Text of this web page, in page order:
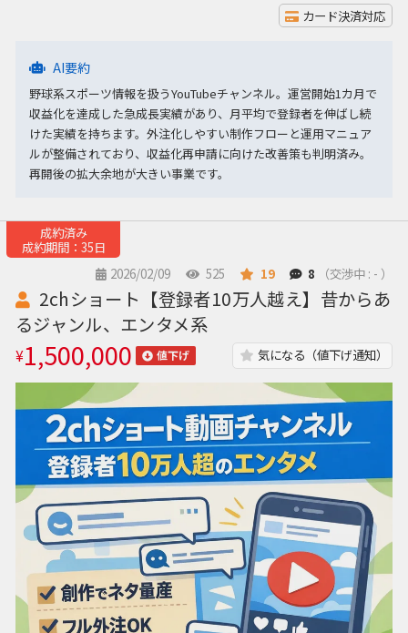
カード決済対応
AI要約
野球系スポーツ情報を扱うYouTubeチャンネル。運営開始1カ月で
収益化を達成した急成長実績があり、月平均で登録者を伸ばし続
けた実績を持ちます。外注化しやすい制作フローと運用マニュア
ルが整備されており、収益化再申請に向けた改善策も判明済み。
再開後の拡大余地が大きい事業です。
成約済み
成約期間：35日
2026/02/09
525 19 8 （交渉中 : - ）
2chショート【登録者10万人越え】昔からあ
るジャンル、エンタメ系
¥1,500,000 値下げ 気になる（値下げ通知）